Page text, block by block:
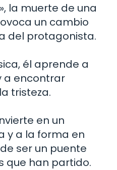
la muerte de una
un cambio
del protagonista.
él aprende a
a encontrar
tristeza.
en un
y a la forma en
ser un puente
que han partido.